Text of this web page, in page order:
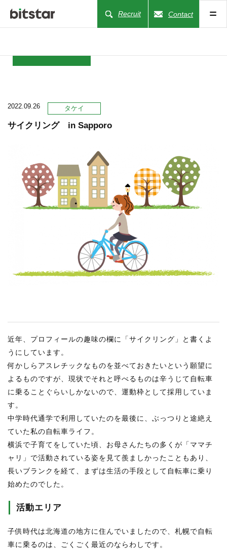
Recruit Contact
COMPANY
WORKS
ACTION
STAFF BLOG
CONTACT US
約款
情報セキュリティ
プライバシーポリシー
2022.09.26 タケイ
サイクリング in Sapporo
近年、プロフィールの趣味の欄に「サイクリング」と書くよ
うにしています。
何かしらアスレチックなものを並べておきたいという願望に
よるものですが、現状でそれと呼べるものは辛うじて自転車
に乗ることぐらいしかないので、運動枠として採用していま
す。
中学時代通学で利用していたのを最後に、ぶっつりと途絶え
ていた私の自転車ライフ。
横浜で子育てをしていた頃、お母さんたちの多くが「ママチ
ャリ」で活動されている姿を見て羨ましかったこともあり、
長いブランクを経て、まずは生活の手段として自転車に乗り
始めたのでした。
活動エリア
子供時代は北海道の地方に住んでいましたので、札幌で自転
車に乗るのは、ごくごく最近のならわしです。